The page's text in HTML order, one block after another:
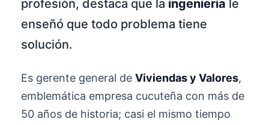
profesión, destaca que la ingeniería le
enseñó que todo problema tiene
solución.
Es gerente general de Viviendas y Valores,
emblemática empresa cucuteña con más de
50 años de historia; casi el mismo tiempo